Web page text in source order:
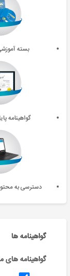
بسته
گواهینامه
دسترسی به
گواهینامه ها
گواهینامه های